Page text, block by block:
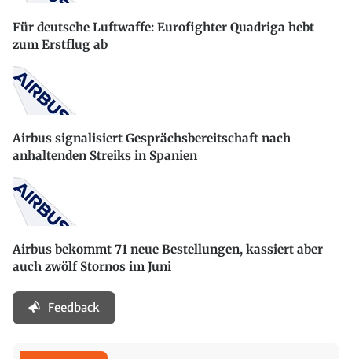
Für deutsche Luftwaffe: Eurofighter Quadriga hebt
zum Erstflug ab
Airbus signalisiert Gesprächsbereitschaft nach
anhaltenden Streiks in Spanien
Airbus bekommt 71 neue Bestellungen, kassiert aber
auch zwölf Stornos im Juni
Feedback